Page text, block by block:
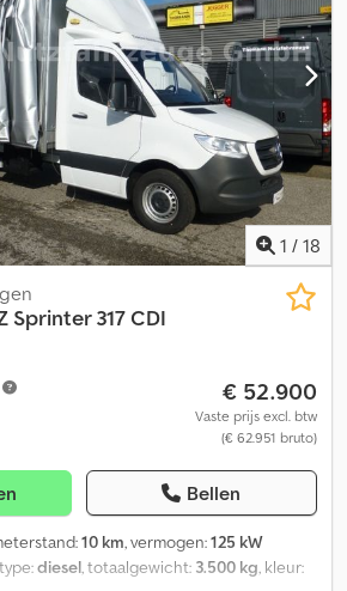
1 / 18
Sprinter 317 CDI
€ 52.900
Vaste prijs excl. btw
(€ 62.951 bruto)
Bellen
10 km, vermogen:125 kW
diesel, totaalgewicht: 3.500 kg, kleur: